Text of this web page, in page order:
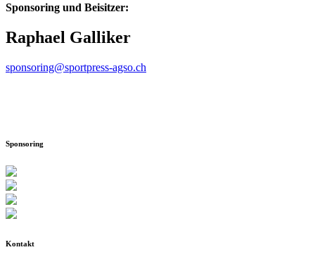
Sponsoring und Beisitzer:
Raphael Galliker
sponsoring@sportpress-agso.ch
Sponsoring
Kontakt